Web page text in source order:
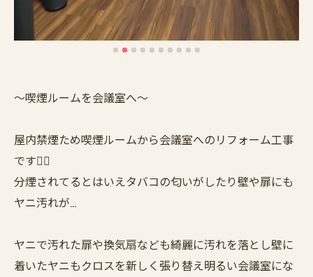
〜喫煙ルームを会議室へ〜
屋内禁煙ため喫煙ルームから会議室へのリフォーム工事
です👷‍♂️
分煙されてるとはいえタバコの匂いがしたり壁や扉にも
ヤニ汚れが…
ヤニで汚れた扉や換気扇なども綺麗に汚れを落とし壁に
着いたヤニもクロスを新しく張り替え明るい会議室にな